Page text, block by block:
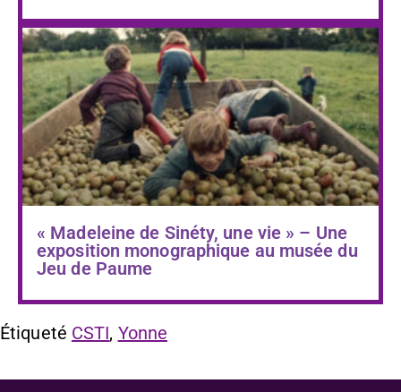
« Madeleine de Sinéty, une vie » – Une
exposition monographique au musée du
Jeu de Paume
Étiqueté CSTI, Yonne